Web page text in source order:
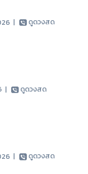
| ดูดวงสด
| ดูดวงสด
| ดูดวงสด